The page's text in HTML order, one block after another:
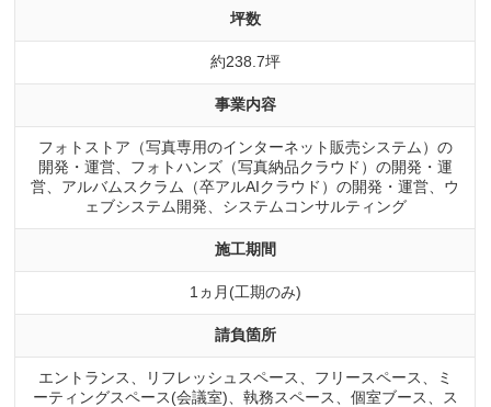
坪数
約238.7坪
事業内容
フォトストア（写真専用のインターネット販売システム）の
開発・運営、フォトハンズ（写真納品クラウド）の開発・運
営、アルバムスクラム（卒アルAIクラウド）の開発・運営、ウ
ェブシステム開発、システムコンサルティング
施工期間
1ヵ月(工期のみ)
請負箇所
エントランス、リフレッシュスペース、フリースペース、ミ
ーティングスペース(会議室)、執務スペース、個室ブース、ス